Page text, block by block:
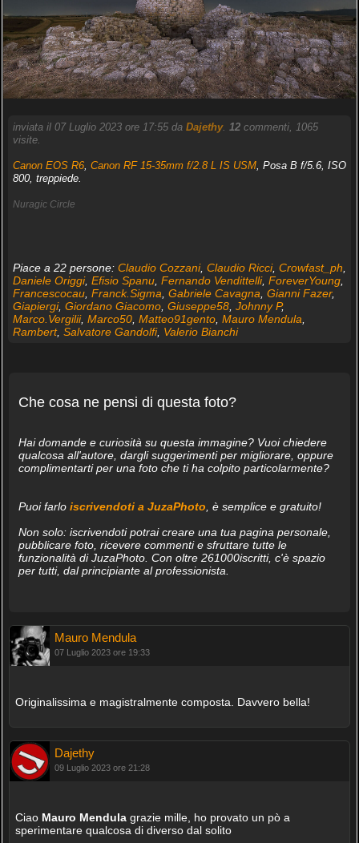
inviata il 07 Luglio 2023 ore 17:55 da Dajethy. 12commenti, 1065
visite.
Canon EOS R6, Canon RF 15-35mm f/2.8 L IS USM, Posa B f/5.6, ISO
800, treppiede.
Nuragic Circle
Piace a 22 persone: Claudio Cozzani, Claudio Ricci, Crowfast_ph
Daniele Origgi, Efisio Spanu, Fernando Vendittelli, ForeverYoung,
Francescocau, Franck.Sigma Gabriele Cavagna Gianni Fazer,
Giapiergi, Giordano Giacomo, Giuseppe58, Johnny P,
Marco.Vergilii, Marco50, Matteo91gento, Mauro Mendula
Rambert, Salvatore Gandolfi, Valerio Bianchi
Che cosa ne pensi di questa foto?
Hai domande e curiosità su questa immagine? Vuoi chiedere
qualcosa all'autore, dargli suggerimenti per migliorare, oppure
complimentarti per una foto che ti ha colpito particolarmente?
Puoi farlo iscrivendoti a JuzaPhoto , è semplice e gratuito!
Non solo: iscrivendoti potrai creare una tua pagina personale,
pubblicare foto, ricevere commenti e sfruttare tutte le
funzionalità di JuzaPhoto. Con oltre 261000iscritti, c'è spazio
per tutti, dal principiante al professionista.
Mauro Mendula
07 Luglio 2023 ore 19:33
Originalissima e magistralmente composta. Davvero bella!
Dajethy
09 Luglio 2023 ore 21:28
Ciao Mauro Mendulagrazie mille, ho provato un pò a
sperimentare qualcosa di diverso dal solito